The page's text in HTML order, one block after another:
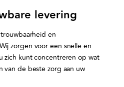
levering
en
zorgen voor een snelle en
zich kunt concentreren op wat
van de beste zorg aan uw